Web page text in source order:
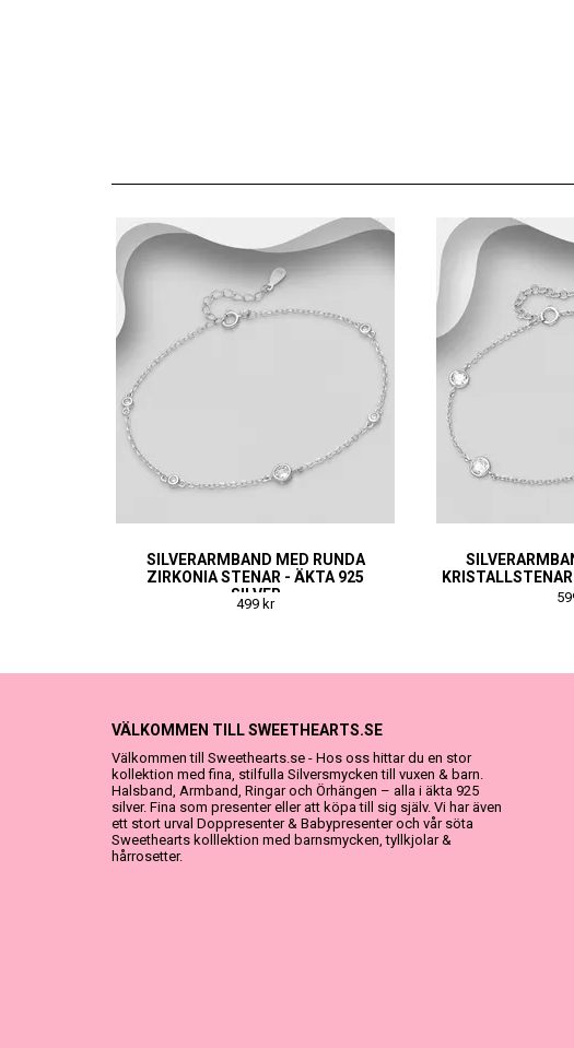
SILVERARMBAND MED RUNDA
ZIRKONIA STENAR - ÄKTA 925
SILVER
499 kr
VÄLKOMMEN TILL SWEETHEARTS.SE
Välkommen till Sweethearts.se - Hos oss hittar du en stor
kollektion med fina, stilfulla Silversmycken till vuxen & barn.
Halsband, Armband, Ringar och Örhängen – alla i äkta 925
silver. Fina som presenter eller att köpa till sig själv. Vi har även
ett stort urval Doppresenter & Babypresenter och vår söta
Sweethearts kolllektion med barnsmycken, tyllkjolar &
hårrosetter.